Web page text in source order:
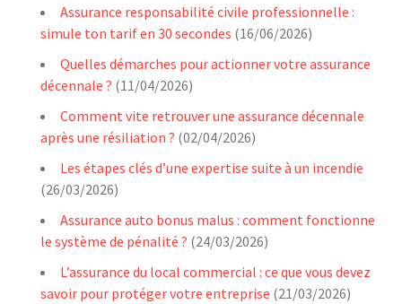
Assurance responsabilité civile professionnelle :
simule ton tarif en 30 secondes (16/06/2026)
Quelles démarches pour actionner votre assurance
décennale ? (11/04/2026)
Comment vite retrouver une assurance décennale
après une résiliation ? (02/04/2026)
Les étapes clés d’une expertise suite à un incendie
(26/03/2026)
Assurance auto bonus malus : comment fonctionne
le système de pénalité ? (24/03/2026)
L’assurance du local commercial : ce que vous devez
savoir pour protéger votre entreprise (21/03/2026)